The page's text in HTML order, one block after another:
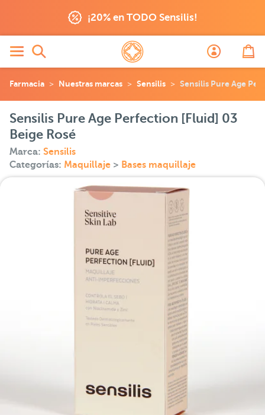
¡20% en TODO Sensilis!
Farmacia Nuestras marcas Sensilis Sensilis Pure Age
Sensilis Pure Age Perfection [Fluid] 03
Beige Rosé
Marca: Sensilis
Categorías: Maquillaje > Bases maquillaje